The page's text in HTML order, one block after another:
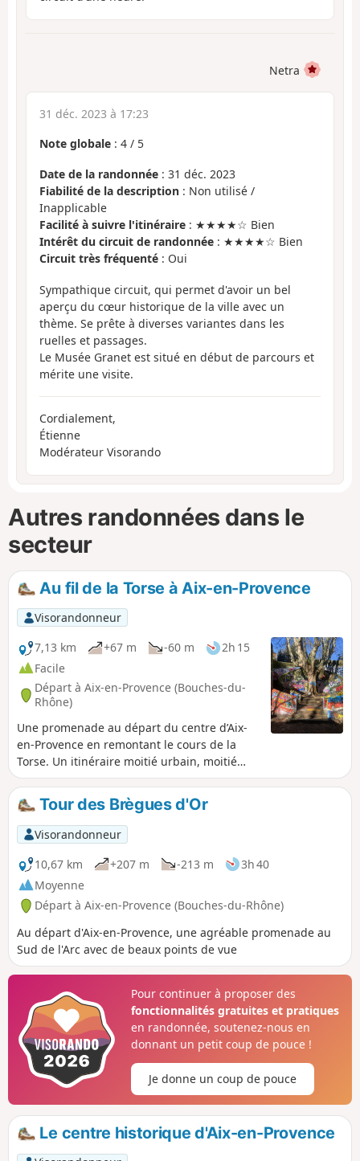
Netra
31 déc. 2023 à 17:23
Note globale : 4 / 5
Date de la randonnée : 31 déc. 2023
Fiabilité de la description : Non utilisé /
Inapplicable
Facilité à suivre l'itinéraire : ★★★★☆ Bien
Intérêt du circuit de randonnée : ★★★★☆ Bien
Circuit très fréquenté : Oui
Sympathique circuit, qui permet d'avoir un bel
aperçu du cœur historique de la ville avec un
thème. Se prête à diverses variantes dans les
ruelles et passages.
Le Musée Granet est situé en début de parcours et
mérite une visite.
Cordialement,
Étienne
Modérateur Visorando
Autres randonnées dans le
secteur
Au fil de la Torse à Aix-en-Provence
Visorandonneur
7,13 km
+67 m -60 m
2h 15
Facile
Départ à Aix-en-Provence (Bouches-du-
Rhône)
Une promenade au départ du centre d’Aix-
en-Provence en remontant le cours de la
Torse. Un itinéraire moitié urbain, moitié
nature. La découverte de ruines méconnues.
Tour des Brègues d'Or
Visorandonneur
10,67 km
+207 m -213 m
3h 40
Moyenne
Départ à Aix-en-Provence (Bouches-du-Rhône)
Au départ d'Aix-en-Provence, une agréable promenade au
Sud de l'Arc avec de beaux points de vue
Pour continuer à proposer des
fonctionnalités gratuites et pratiques
en randonnée, soutenez-nous en
donnant un petit coup de pouce !
Je donne un coup de pouce
Le centre historique d'Aix-en-Provence